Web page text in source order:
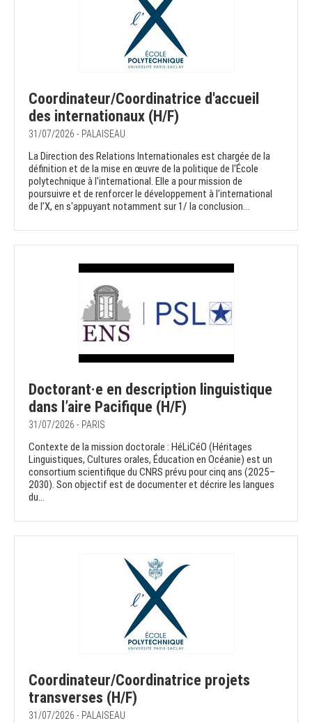
Coordinateur/Coordinatrice d'accueil
des internationaux (H/F)
31/07/2026 - PALAISEAU
La Direction des Relations Internationales est chargée de la
définition et de la mise en œuvre de la politique de l'École
polytechnique à l'international. Elle a pour mission de
poursuivre et de renforcer le développement à l'international
de l’X, en s'appuyant notamment sur 1/ la conclusion...
Doctorant·e en description linguistique
dans l’aire Pacifique (H/F)
31/07/2026 - PARIS
Contexte de la mission doctorale : HéLiCéO (Héritages
Linguistiques, Cultures orales, Éducation en Océanie) est un
consortium scientifique du CNRS prévu pour cinq ans (2025–
2030). Son objectif est de documenter et décrire les langues
du...
Coordinateur/Coordinatrice projets
transverses (H/F)
31/07/2026 - PALAISEAU